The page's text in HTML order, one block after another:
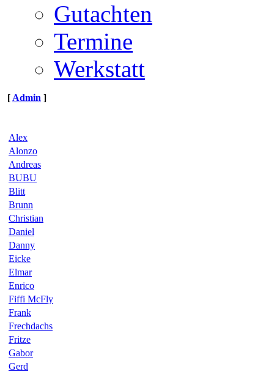
Gutachten
Termine
Werkstatt
[ Admin ]
Alex
Alonzo
Andreas
BUBU
Blitt
Brunn
Christian
Daniel
Danny
Eicke
Elmar
Enrico
Fiffi McFly
Frank
Frechdachs
Fritze
Gabor
Gerd